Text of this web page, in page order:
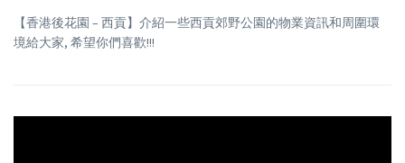
【香港後花園 – 西貢】介紹一些西貢郊野公園的物業資訊和周圍環
境給大家, 希望你們喜歡!!!